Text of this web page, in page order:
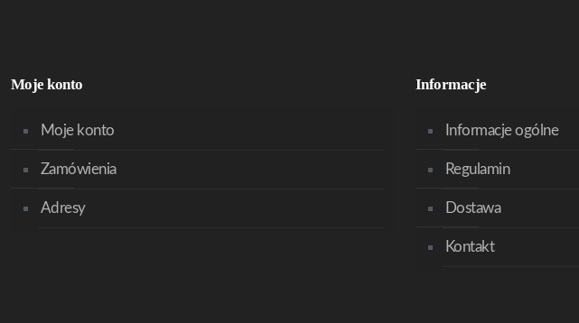
Moje konto
Moje konto
Zamówienia
Adresy
Informacje
Informacje ogólne
Regulamin
Dostawa
Kontakt